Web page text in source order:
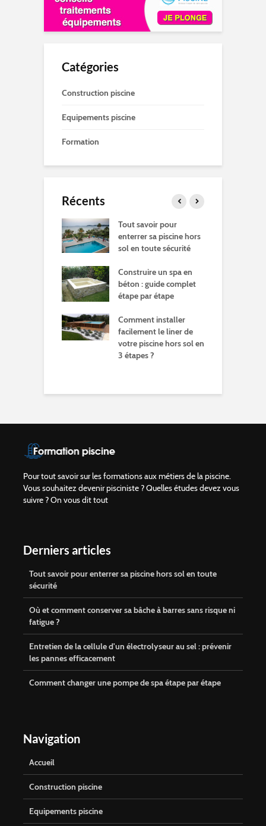
Catégories
Construction piscine
Equipements piscine
Formation
Récents
Tout savoir pour
enterrer sa piscine hors
sol en toute sécurité
Construire un spa en
béton : guide complet
étape par étape
Comment installer
facilement le liner de
votre piscine hors sol en
3 étapes ?
Pour tout savoir sur les formations aux métiers de la piscine.
Vous souhaitez devenir pisciniste ? Quelles études devez vous
suivre ? On vous dit tout
Derniers articles
Tout savoir pour enterrer sa piscine hors sol en toute
sécurité
Où et comment conserver sa bâche à barres sans risque ni
fatigue ?
Entretien de la cellule d'un électrolyseur au sel : prévenir
les pannes efficacement
Comment changer une pompe de spa étape par étape
Navigation
Accueil
Construction piscine
Equipements piscine